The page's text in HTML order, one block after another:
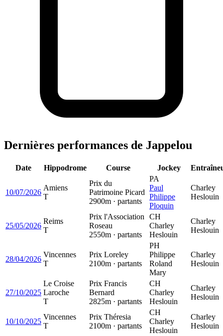
Dernières performances de Jappelou
Date Hippodrome Course Jockey
10/07/2026
Amiens
T
Prix du
Patrimoine Picard
2900m · partants
PA
Paul
Philippe
Ploquin
Charley
Heslouin
25/05/2026
Reims
T
Prix l'Association
Roseau
2550m · partants
CH
Charley
Heslouin
Charley
Heslouin
28/04/2026
Vincennes
T
Prix Loreley
2100m · partants
PH
Philippe
Roland
Mary
Charley
Heslouin
27/10/2025
Le Croise
Laroche
T
Prix Francis
Bernard
2825m · partants
CH
Charley
Heslouin
Charley
Heslouin
10/10/2025
Vincennes
T
Prix Théresia
2100m · partants
CH
Charley
Heslouin
Charley
Heslouin